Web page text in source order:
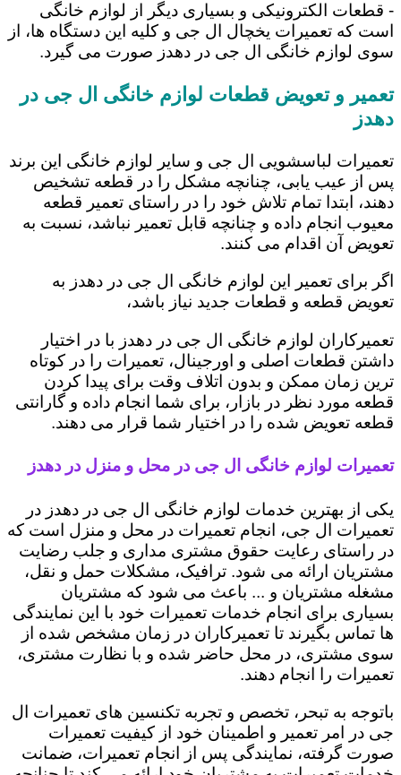
- قطعات الکترونیکی و بسیاری دیگر از لوازم خانگی
است که تعمیرات یخچال ال جی و کلیه این دستگاه ها، از
سوی لوازم خانگی ال جی در دهدز صورت می گیرد.
تعمیر و تعویض قطعات لوازم خانگی ال جی در
دهدز
تعمیرات لباسشویی ال جی و سایر لوازم خانگی این برند
پس از عیب یابی، چنانچه مشکل را در قطعه تشخیص
دهند، ابتدا تمام تلاش خود را در راستای تعمیر قطعه
معیوب انجام داده و چنانچه قابل تعمیر نباشد، نسبت به
تعویض آن اقدام می کنند.
اگر برای تعمیر این لوازم خانگی ال جی در دهدز به
تعویض قطعه و قطعات جدید نیاز باشد،
تعمیرکاران لوازم خانگی ال جی در دهدز با در اختیار
داشتن قطعات اصلی و اورجینال، تعمیرات را در کوتاه
ترین زمان ممکن و بدون اتلاف وقت برای پیدا کردن
قطعه مورد نظر در بازار، برای شما انجام داده و گارانتی
قطعه تعویض شده را در اختیار شما قرار می دهند.
تعمیرات لوازم خانگی ال جی در محل و منزل در دهدز
یکی از بهترین خدمات لوازم خانگی ال جی در دهدز در
تعمیرات ال جی، انجام تعمیرات در محل و منزل است که
در راستای رعایت حقوق مشتری مداری و جلب رضایت
مشتریان ارائه می شود. ترافیک، مشکلات حمل و نقل،
مشغله مشتریان و ... باعث می شود که مشتریان
بسیاری برای انجام خدمات تعمیرات خود با این نمایندگی
ها تماس بگیرند تا تعمیرکاران در زمان مشخص شده از
سوی مشتری، در محل حاضر شده و با نظارت مشتری،
تعمیرات را انجام دهند.
باتوجه به تبحر، تخصص و تجربه تکنسین های تعمیرات ال
جی در امر تعمیر و اطمینان خود از کیفیت تعمیرات
صورت گرفته، نمایندگی پس از انجام تعمیرات، ضمانت